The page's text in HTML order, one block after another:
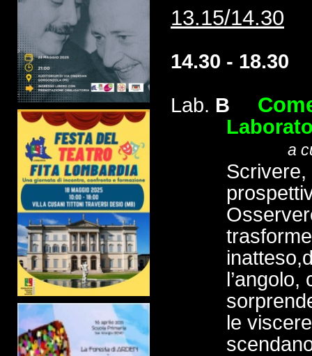
13.15/14.30
14.30 - 18.30
Lab. B
a
le